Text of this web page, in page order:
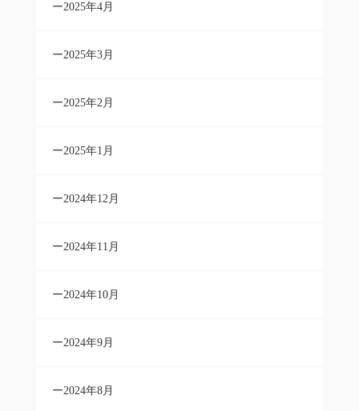
2025年4月
2025年3月
2025年2月
2025年1月
2024年12月
2024年11月
2024年10月
2024年9月
2024年8月